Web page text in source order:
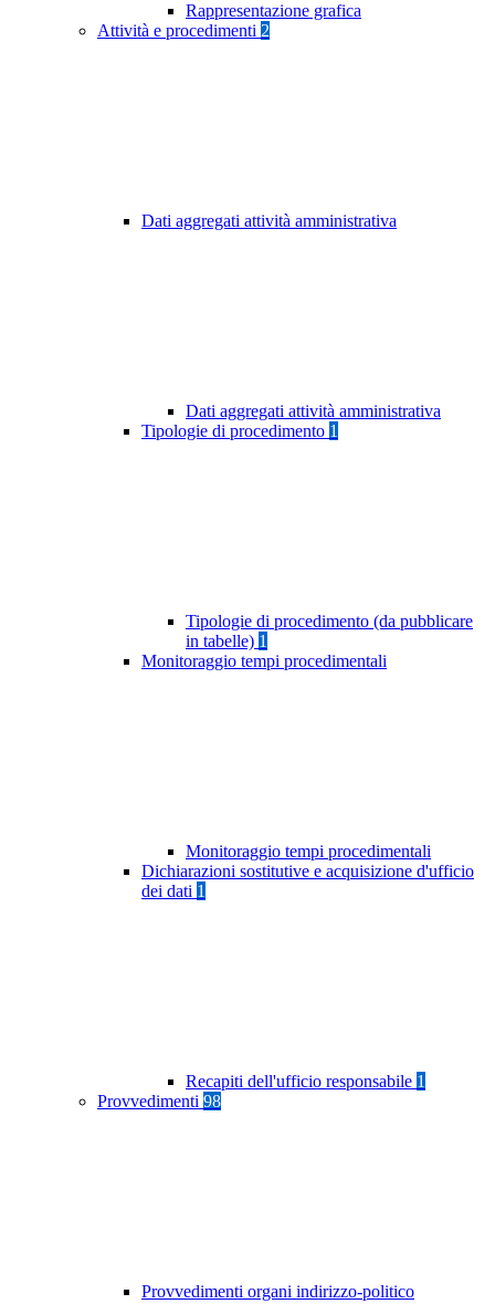
Rappresentazione grafica
Attività e procedimenti 2
Dati aggregati attività amministrativa
Dati aggregati attività amministrativa
Tipologie di procedimento 1
Tipologie di procedimento (da pubblicare
in tabelle) 1
Monitoraggio tempi procedimentali
Monitoraggio tempi procedimentali
Dichiarazioni sostitutive e acquisizione d'ufficio
dei dati 1
Recapiti dell'ufficio responsabile 1
Provvedimenti 98
Provvedimenti organi indirizzo-politico